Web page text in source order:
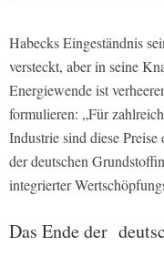
Habecks Eingeständnis
versteckt, aber in seine
Energiewende ist
formulieren: „Für
Industrie sind diese
der deutschen
integrierter
Das Ende der